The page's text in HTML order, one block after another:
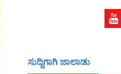
ಸುದ್ದಿಗಾಗಿ ಜಾಲಾಡು